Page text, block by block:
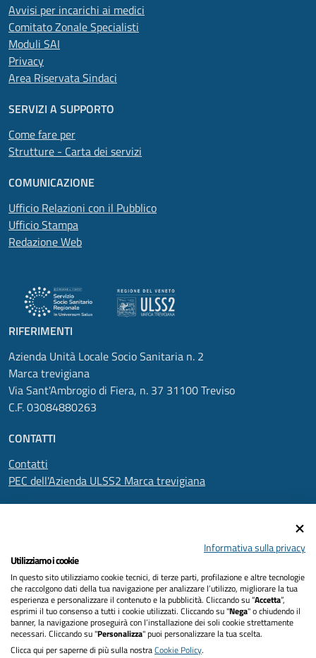
Avvisi per incarichi ai medici
Comitato Zonale Specialisti
Moduli SAI
Privacy
Area Riservata Sindaci
SERVIZI A SUPPORTO
Come fare per
Strutture - Carta dei servizi
COMUNICAZIONE
Ufficio Relazioni con il Pubblico
Ufficio Stampa
Redazione Web
RIFERIMENTI
Azienda Unità Locale Socio Sanitaria n. 2
Marca trevigiana
Via Sant'Ambrogio di Fiera, n. 37 31100 Treviso
C.F. 03084880263
CONTATTI
Contatti
PEC dell'Azienda ULSS2 Marca trevigiana
Informativa privacy
Dichiarazione di accessibilità
Note legali
Informativa sulla privacy
Utilizziamo i cookie
In questo sito utilizziamo cookie tecnici, di terze parti, profilazione e altre tecnologie
che raccolgono dati della tua navigazione per analizzare l’utilizzo, migliorare la tua
esperienza e personalizzare il contenuto e la pubblicità. Cliccando su “Accetta”,
esprimi il tuo consenso a tutti i cookie utilizzati. Cliccando su "Nega" o chiudendo il
banner, la navigazione proseguirà con l’installazione dei soli cookie strettamente
necessari. Cliccando su "Personalizza" puoi personalizzare la tua scelta.
Clicca qui per saperne di più sulla nostraCookie Policy.